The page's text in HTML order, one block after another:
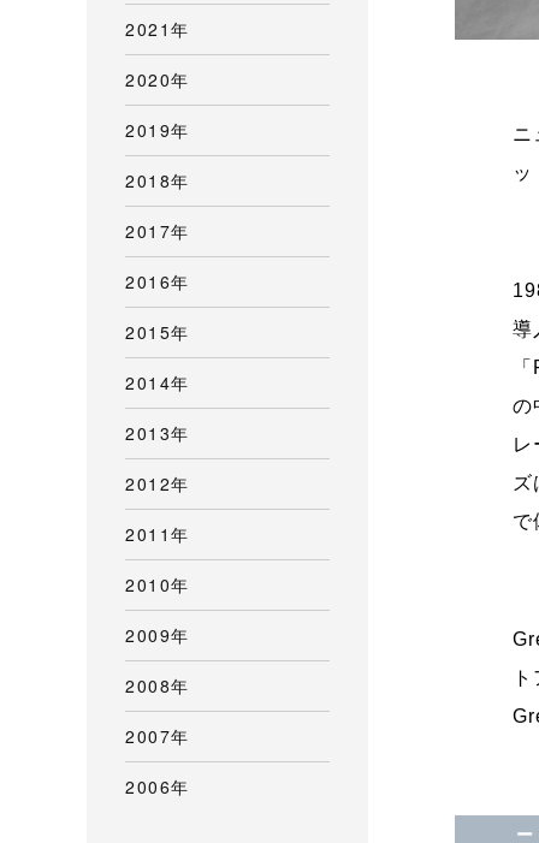
ニ
導
の
レ
ズ
で
2021年
2020年
2019年
2018年
2017年
2016年
2015年
2014年
2013年
2012年
2011年
2010年
2009年
2008年
2007年
2006年